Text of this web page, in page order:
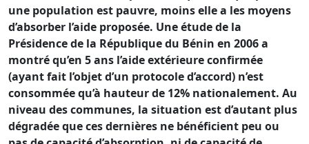
une population est pauvre, moins elle a les moyens
d’absorber l’aide proposée. Une étude de la
Présidence de la République du Bénin en 2006 a
montré qu’en 5 ans l’aide extérieure confirmée
(ayant fait l’objet d’un protocole d’accord) n’est
consommée qu’à hauteur de 12% nationalement. Au
niveau des communes, la situation est d’autant plus
dégradée que ces dernières ne bénéficient peu ou